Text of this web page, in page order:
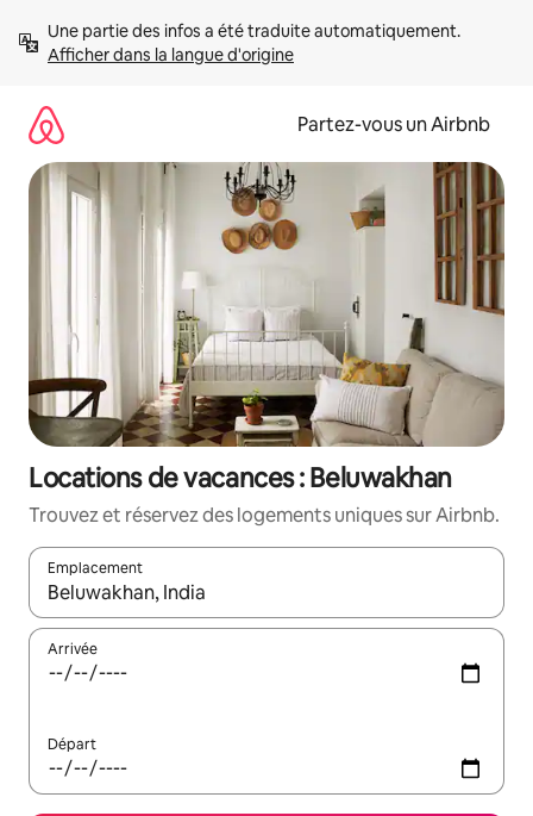
directement
Afficher dans la langue d'origine
Partez-vous un Airbnb
Locations de vacances : Beluwakhan
Trouvez et réservez des logements uniques sur Airbnb.
Emplacement
Quand les résultats sont affichés, parcourez-les en utilisant
Arrivée
Départ